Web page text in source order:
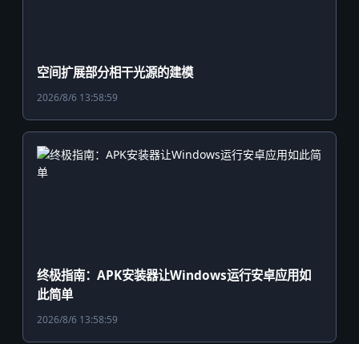
空间扩展部分相干光源的建模
2026/8/6 13:58:59
终极指南：APK安装器让Windows运行安卓应用如
此简单
2026/8/6 13:58:59